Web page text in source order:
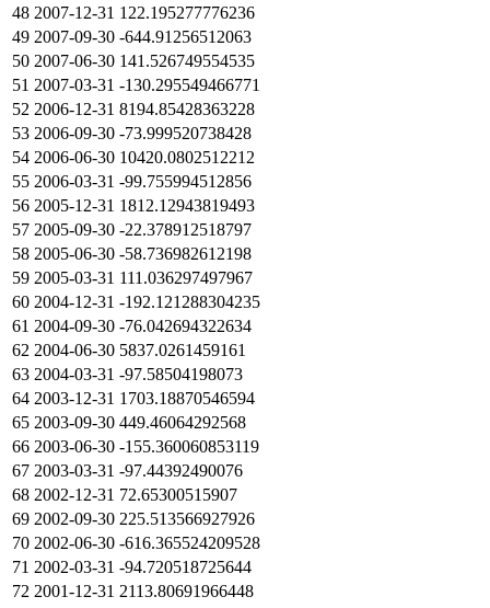
48 2007-12-31 122.195277776236
49 2007-09-30 -644.91256512063
50 2007-06-30 141.526749554535
51 2007-03-31 -130.295549466771
52 2006-12-31 8194.85428363228
53 2006-09-30 -73.999520738428
54 2006-06-30 10420.0802512212
55 2006-03-31 -99.755994512856
56 2005-12-31 1812.12943819493
57 2005-09-30 -22.378912518797
58 2005-06-30 -58.736982612198
59 2005-03-31 111.036297497967
60 2004-12-31 -192.121288304235
61 2004-09-30 -76.042694322634
62 2004-06-30 5837.0261459161
63 2004-03-31 -97.58504198073
64 2003-12-31 1703.18870546594
65 2003-09-30 449.46064292568
66 2003-06-30 -155.360060853119
67 2003-03-31 -97.44392490076
68 2002-12-31 72.65300515907
69 2002-09-30 225.513566927926
70 2002-06-30 -616.365524209528
71 2002-03-31 -94.720518725644
72 2001-12-31 2113.80691966448